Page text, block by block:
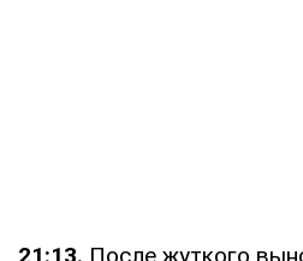
21:13. После жуткого